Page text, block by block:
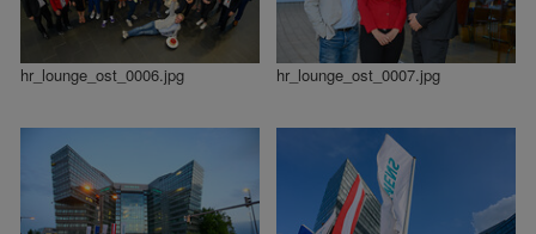
hr_lounge_ost_0006.jpg hr_lounge_ost_0007.jpg